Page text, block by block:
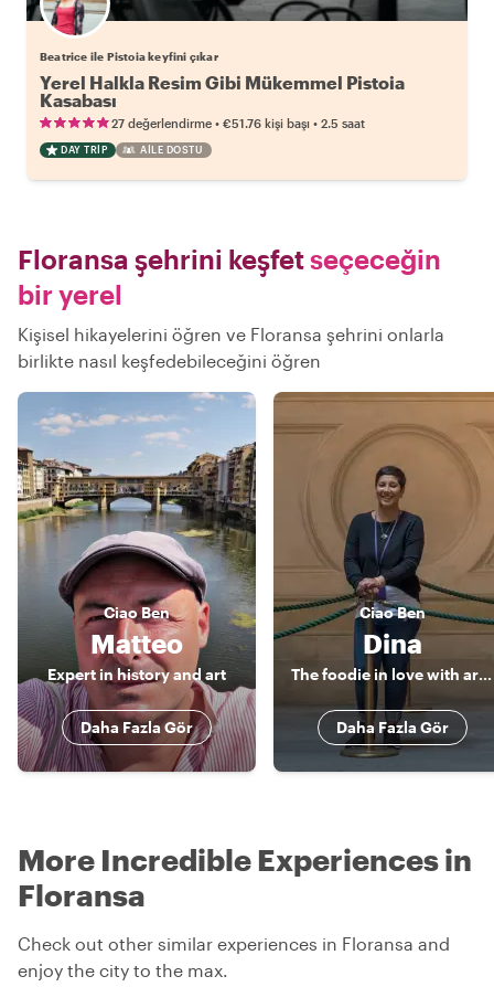
Beatrice ile Pistoia keyfini çıkar
Yerel Halkla Resim Gibi Mükemmel Pistoia
Kasabası
27 değerlendirme • €51.76 kişi başı • 2.5 saat
DAY TRIP AILE DOSTU
Floransa şehrini keşfetseçeceğin
bir yerel
Kişisel hikayelerini öğren ve Floransa şehrini onlarla
birlikte nasıl keşfedebileceğini öğren
CiaoBen
Matteo
Expert in history and art
Daha Fazla Gör
CiaoBen
Dina
The foodie in love with art and history!
Daha Fazla Gör
More Incredible Experiences in
Floransa
Check out other similar experiences in Floransa and
enjoy the city to the max.